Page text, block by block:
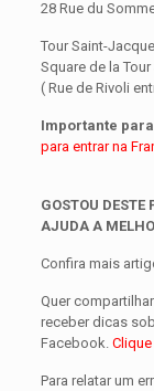
28 Rue du
Tour Saint-
Square de la
( Rue de Rivoli
Importante
para entrar na
GOSTOU DESTE
AJUDA A
Confira mais
Quer
receber dicas
Facebook.
Para relatar um